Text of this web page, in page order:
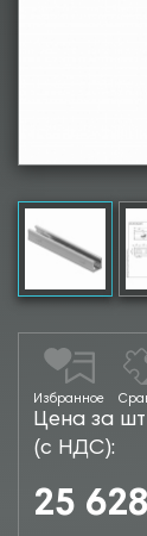
Избранное
Цена за шт
(с НДС):
25